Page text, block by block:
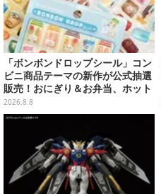
「ボンボンドロップシール」コン
ビニ商品テーマの新作が公式抽選
販売！おにぎり＆お弁当、ホット
スナックなど4種セット
2026.8.8